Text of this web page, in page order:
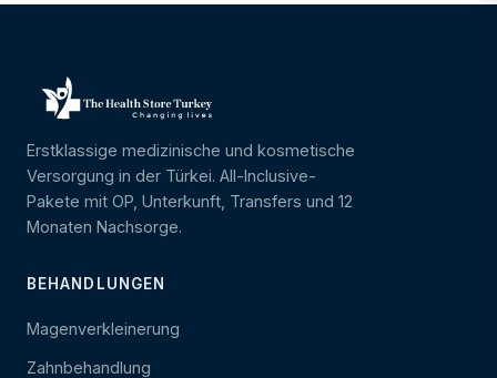
Erstklassige medizinische und kosmetische
Versorgung in der Türkei. All-Inclusive-
Pakete mit OP, Unterkunft, Transfers und 12
Monaten Nachsorge.
BEHANDLUNGEN
Magenverkleinerung
Zahnbehandlung